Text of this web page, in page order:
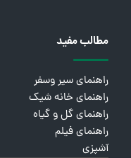
مطالب مفید
راهنمای سیر وسفر
راهنمای خانه شیک
راهنمای گل و گیاه
راهنمای فیلم
آشپزی